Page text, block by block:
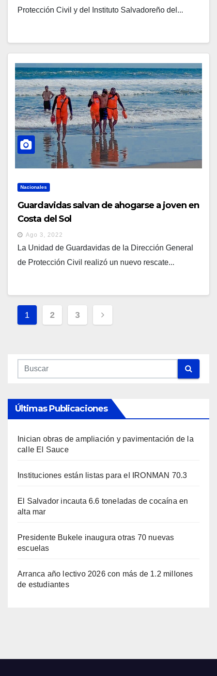
Protección Civil y del Instituto Salvadoreño del...
Nacionales
Guardavidas salvan de ahogarse a joven en
Costa del Sol
Ago 3, 2022
La Unidad de Guardavidas de la Dirección General
de Protección Civil realizó un nuevo rescate...
Navegación
De
1 2 3
Últimas Publicaciones
Inician obras de ampliación y pavimentación de la
calle El Sauce
Instituciones están listas para el IRONMAN 70.3
El Salvador incauta 6.6 toneladas de cocaína en
alta mar
Presidente Bukele inaugura otras 70 nuevas
escuelas
Arranca año lectivo 2026 con más de 1.2 millones
de estudiantes